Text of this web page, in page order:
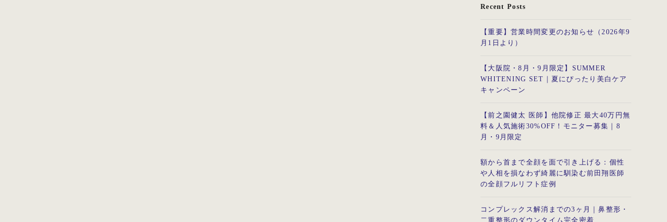
Recent Posts
【重要】営業時間変更のお知らせ（2026年9
月1日より）
【大阪院・8月・9月限定】SUMMER
WHITENING SET｜夏にぴったり美白ケア
キャンペーン
【前之園健太 医師】他院修正 最大40万円無
料＆人気施術30%OFF！モニター募集｜8
月・9月限定
額から首まで全顔を面で引き上げる：個性
や人相を損なわず綺麗に馴染む前田翔医師
の全顔フルリフト症例
コンプレックス解消までの3ヶ月｜鼻整形・
二重整形のダウンタイム完全密着